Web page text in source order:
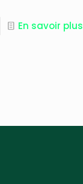
En savoir plus